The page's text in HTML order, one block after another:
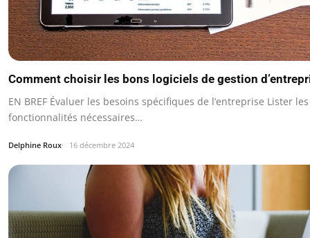
Comment choisir les bons logiciels de gestion
EN BREF Évaluer les besoins spécifiques de l’entreprise Lister les
fonctionnalités nécessaires…
Delphine Roux 16 décembre 2024